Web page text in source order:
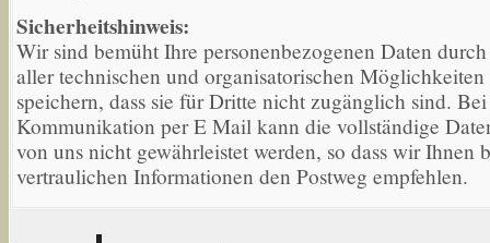
Sicherheitshinweis:
Wir sind bemüht Ihre personenbezogenen Daten
aller technischen und organisatorischen Möglichkeiten
speichern, dass sie für Dritte nicht zugänglich sind.
Kommunikation per E Mail kann die vollständige
von uns nicht gewährleistet werden, so dass wir Ihnen
vertraulichen Informationen den Postweg empfehlen.